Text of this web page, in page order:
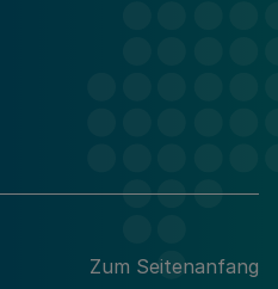
Zum Seitenanfang